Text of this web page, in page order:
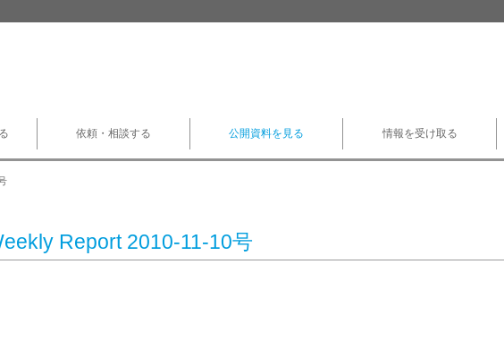
依頼・相談する 公開資料を見る 情報を受け取る
Report 2010-11-10号